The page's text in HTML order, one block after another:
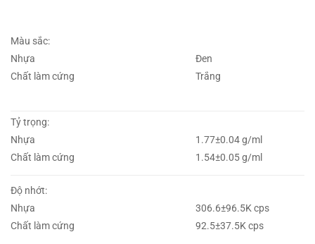
Màu sắc:
Nhựa
Chất làm cứng
Đen
Trắng
Tỷ trọng:
Nhựa
Chất làm cứng
1.77±0.04 g/ml
1.54±0.05 g/ml
Độ nhớt:
Nhựa
Chất làm cứng
306.6±96.5K cps
92.5±37.5K cps